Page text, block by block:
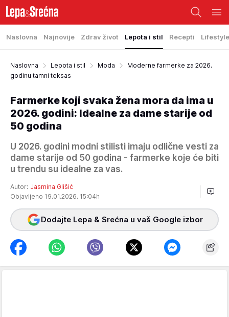
Naslovna Najnovije Zdrav život Lepota i stil Recepti Lifestyle
Naslovna Lepota i stil Moda
Moderne farmerke za 2026.
godinu tamni teksas
Farmerke koji svaka žena mora da ima u
2026. godini: Idealne za dame starije od
50 godina
U 2026. godini modni stilisti imaju odlične vesti za
dame starije od 50 godina - farmerke koje će biti
u trendu su idealne za vas.
Autor: Jasmina Glišić
Objavljeno 19.01.2026. 15:04h
Dodajte Lepa & Srećna u vaš Google izbor